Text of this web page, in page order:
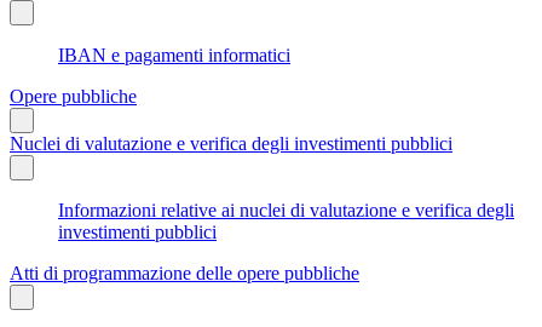
IBAN e pagamenti informatici
Opere pubbliche
Nuclei di valutazione e verifica degli investimenti pubblici
Informazioni relative ai nuclei di valutazione e verifica degli
investimenti pubblici
Atti di programmazione delle opere pubbliche